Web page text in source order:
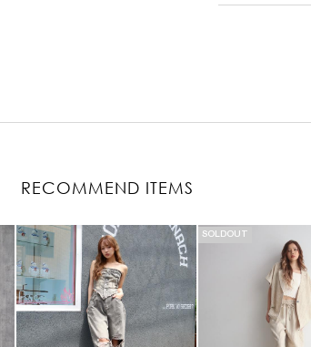
RECOMMEND ITEMS
SOLDOUT